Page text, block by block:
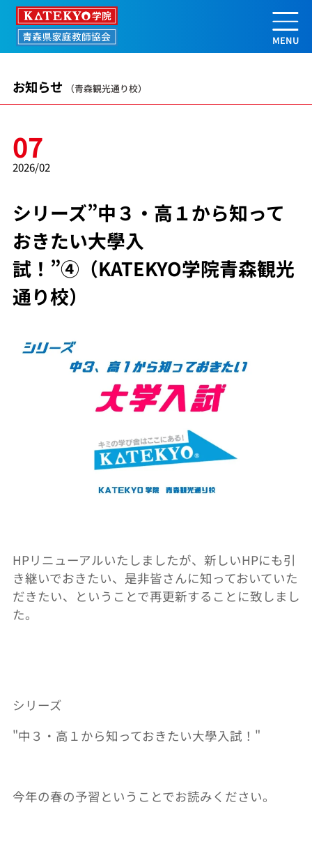
シリーズ”中３・高１から知ってお
お知らせ （青森観光通り校）
07
2026/02
シリーズ”中３・高１から知って
おきたい大學入
試！”④（KATEKYO学院青森観光
通り校）
HPリニューアルいたしましたが、新しいHPにも引
き継いでおきたい、是非皆さんに知っておいていた
だきたい、ということで再更新することに致しまし
た。
シリーズ
"中３・高１から知っておきたい大學入試！ "
今年の春の予習ということでお読みください。